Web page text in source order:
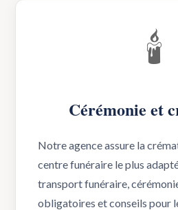
🕯️
Cérémonie et
Notre agence assure la
centre funéraire le plus
transport funéraire,
obligatoires et conseils pour